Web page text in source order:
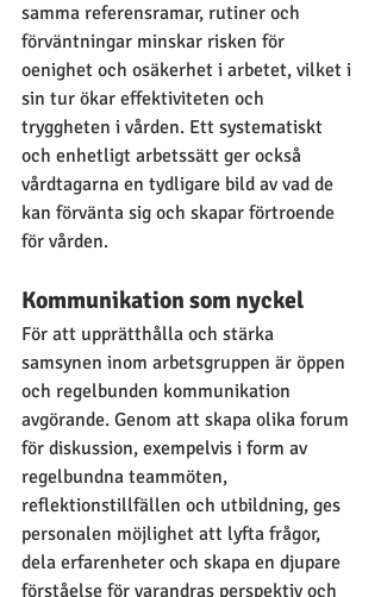
samma referensramar, rutiner och
förväntningar minskar risken för
oenighet och osäkerhet i arbetet, vilket i
sin tur ökar effektiviteten och
tryggheten i vården. Ett systematiskt
och enhetligt arbetssätt ger också
vårdtagarna en tydligare bild av vad de
kan förvänta sig och skapar förtroende
för vården.
Kommunikation som nyckel
För att upprätthålla och stärka
samsynen inom arbetsgruppen är öppen
och regelbunden kommunikation
avgörande. Genom att skapa olika forum
för diskussion, exempelvis i form av
regelbundna teammöten,
reflektionstillfällen och utbildning, ges
personalen möjlighet att lyfta frågor,
dela erfarenheter och skapa en djupare
förståelse för varandras perspektiv och